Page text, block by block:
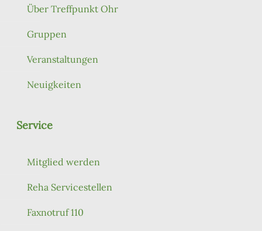
Über Treffpunkt Ohr
Gruppen
Veranstaltungen
Neuigkeiten
Service
Mitglied werden
Reha Servicestellen
Faxnotruf 110